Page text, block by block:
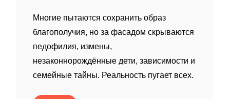
Многие пытаются сохранить образ
благополучия, но за фасадом скрываются
педофилия, измены,
незаконнорождённые дети, зависимости и
семейные тайны. Реальность пугает всех.